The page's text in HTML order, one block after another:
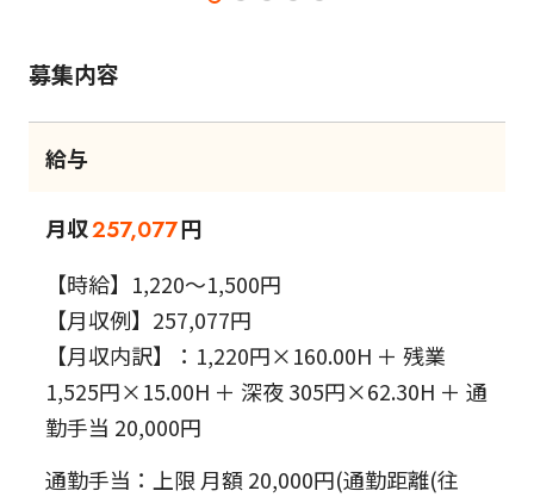
募集内容
給与
月収257,077円
【時給】1,220～1,500円
【月収例】257,077円
【月収内訳】：1,220円×160.00H ＋ 残業
1,525円×15.00H ＋ 深夜 305円×62.30H ＋ 通
勤手当 20,000円
通勤手当：上限 月額 20,000円(通勤距離(往